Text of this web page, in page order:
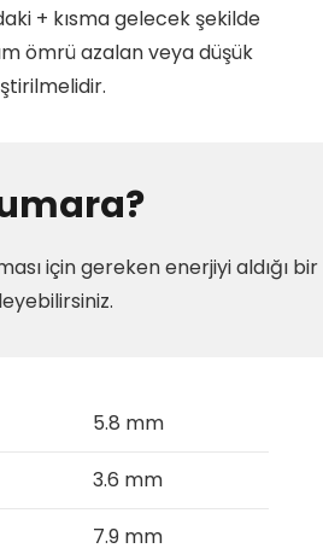
+ kısma gelecek şekilde
ömrü azalan veya düşük
için gereken enerjiyi aldığı
5.8 mm
3.6 mm
7.9 mm